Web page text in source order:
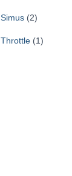
Simus(2)
Throttle(1)